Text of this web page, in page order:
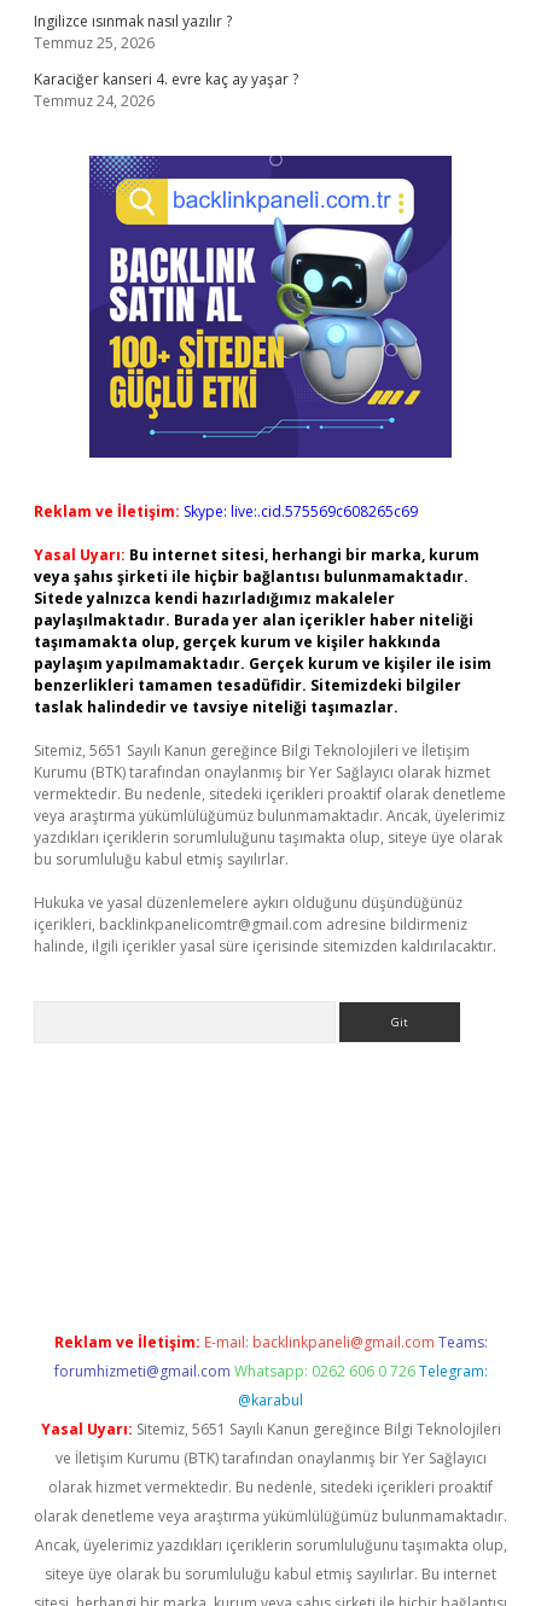
Ingilizce ısınmak nasıl yazılır ?
Temmuz 25, 2026
Karaciğer kanseri 4. evre kaç ay yaşar ?
Temmuz 24, 2026
Reklam ve İletişim: Skype: live:.cid.575569c608265c69
Yasal Uyarı: Bu internet sitesi, herhangi bir marka, kurum
veya şahıs şirketi ile hiçbir bağlantısı bulunmamaktadır.
Sitede yalnızca kendi hazırladığımız makaleler
paylaşılmaktadır. Burada yer alan içerikler haber niteliği
taşımamakta olup, gerçek kurum ve kişiler hakkında
paylaşım yapılmamaktadır. Gerçek kurum ve kişiler ile isim
benzerlikleri tamamen tesadüfidir. Sitemizdeki bilgiler
taslak halindedir ve tavsiye niteliği taşımazlar.
Sitemiz, 5651 Sayılı Kanun gereğince Bilgi Teknolojileri ve İletişim
Kurumu (BTK) tarafından onaylanmış bir Yer Sağlayıcı olarak hizmet
vermektedir. Bu nedenle, sitedeki içerikleri proaktif olarak denetleme
veya araştırma yükümlülüğümüz bulunmamaktadır. Ancak, üyelerimiz
yazdıkları içeriklerin sorumluluğunu taşımakta olup, siteye üye olarak
bu sorumluluğu kabul etmiş sayılırlar.
Hukuka ve yasal düzenlemelere aykırı olduğunu düşündüğünüz
içerikleri, backlinkpanelicomtr@gmail.com adresine bildirmeniz
halinde, ilgili içerikler yasal süre içerisinde sitemizden kaldırılacaktır.
Reklam ve İletişim: E-mail: backlinkpaneli@gmail.com Teams:
forumhizmeti@gmail.com Whatsapp: 0262 606 0 726 Telegram:
@karabul
Yasal Uyarı: Sitemiz, 5651 Sayılı Kanun gereğince Bilgi Teknolojileri
ve İletişim Kurumu (BTK) tarafından onaylanmış bir Yer Sağlayıcı
olarak hizmet vermektedir. Bu nedenle, sitedeki içerikleri proaktif
olarak denetleme veya araştırma yükümlülüğümüz bulunmamaktadır.
Ancak, üyelerimiz yazdıkları içeriklerin sorumluluğunu taşımakta olup,
siteye üye olarak bu sorumluluğu kabul etmiş sayılırlar. Bu internet